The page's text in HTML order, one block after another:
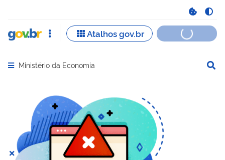
Abrir menu principal de navegação
Ministério da Economia